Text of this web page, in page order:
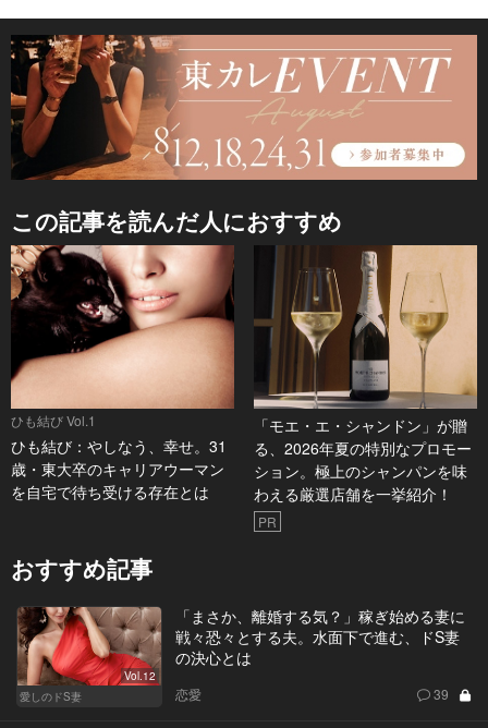
この記事を読んだ人におすすめ
ひも結び Vol.1
ひも結び：やしなう、幸せ。31
歳・東大卒のキャリアウーマン
を自宅で待ち受ける存在とは
「モエ・エ・シャンドン」が贈
る、2026年夏の特別なプロモー
ション。極上のシャンパンを味
わえる厳選店舗を一挙紹介！
PR
おすすめ記事
Vol.12
愛しのドS妻
「まさか、離婚する気？」稼ぎ始める妻に
戦々恐々とする夫。水面下で進む、ドS妻
の決心とは
恋愛 39